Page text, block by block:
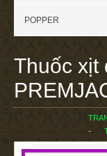
POPPER
Thuốc xịt